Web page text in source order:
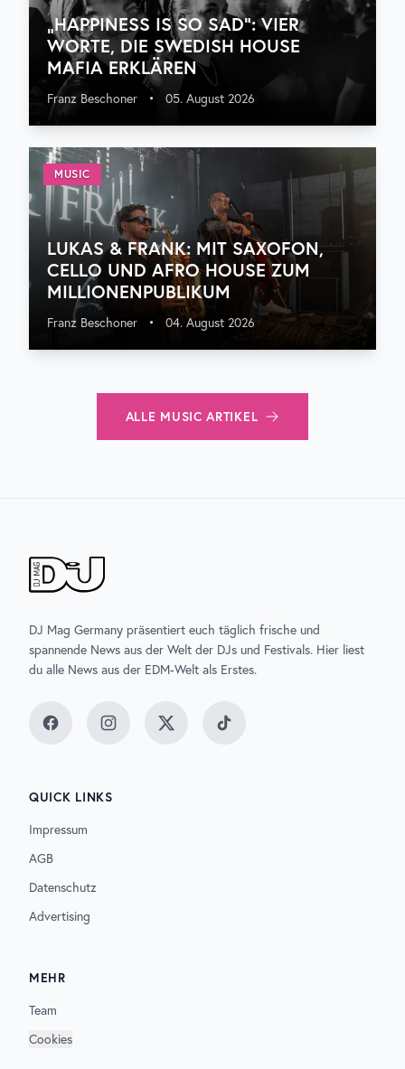
„HAPPINESS IS SO SAD“: VIER
WORTE, DIE SWEDISH HOUSE
MAFIA ERKLÄREN
Franz Beschoner • 05. August 2026
MUSIC
LUKAS & FRANK: MIT SAXOFON,
CELLO UND AFRO HOUSE ZUM
MILLIONENPUBLIKUM
Franz Beschoner • 04. August 2026
ALLE MUSIC ARTIKEL
DJ Mag Germany präsentiert euch täglich frische und
spannende News aus der Welt der DJs und Festivals. Hier liest
du alle News aus der EDM-Welt als Erstes.
FacebookInstagramTwitter TikTok
QUICK LINKS
Impressum
AGB
Datenschutz
Advertising
MEHR
Team
Cookies